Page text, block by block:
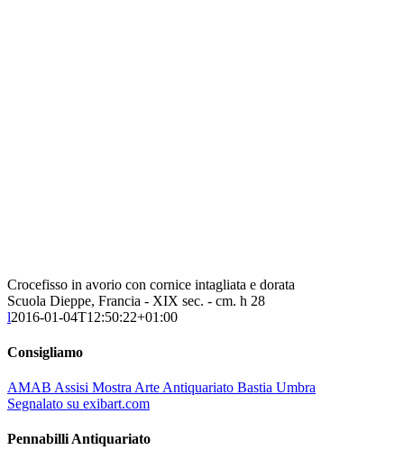
Crocefisso in avorio con cornice intagliata e dorata
Scuola Dieppe, Francia - XIX sec. - cm. h 28
l2016-01-04T12:50:22+01:00
Consigliamo
AMAB Assisi Mostra Arte Antiquariato Bastia Umbra
Segnalato su exibart.com
Pennabilli Antiquariato